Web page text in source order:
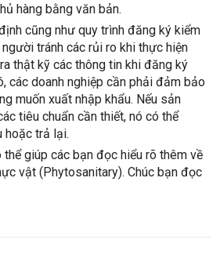
hàng bằng văn bản.
cũng như quy trình đăng ký kiểm
tránh các rủi ro khi thực hiện
thật kỹ các thông tin khi đăng ký
các doanh nghiệp cần phải đảm bảo
muốn xuất nhập khẩu. Nếu sản
tiêu chuẩn cần thiết, nó có thể
hoặc trả lại.
giúp các bạn đọc hiểu rõ thêm về
vật (Phytosanitary). Chúc bạn đọc